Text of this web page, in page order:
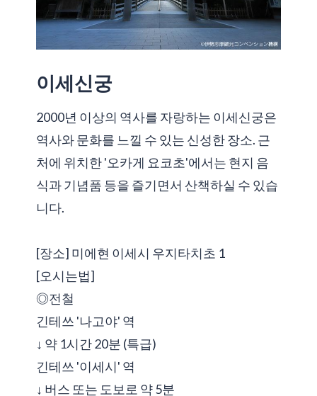
이세신궁
2000년 이상의 역사를 자랑하는 이세신궁은
역사와 문화를 느낄 수 있는 신성한 장소. 근
처에 위치한 '오카게 요코초'에서는 현지 음
식과 기념품 등을 즐기면서 산책하실 수 있습
니다.
[장소] 미에현 이세시 우지타치초 1
[오시는법]
◎전철
긴테쓰 '나고야' 역
↓ 약 1시간 20분 (특급)
긴테쓰 '이세시' 역
↓ 버스 또는 도보로 약 5분